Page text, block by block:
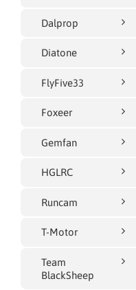
Dalprop
Diatone
FlyFive33
Foxeer
Gemfan
HGLRC
Runcam
T-Motor
Team
BlackSheep